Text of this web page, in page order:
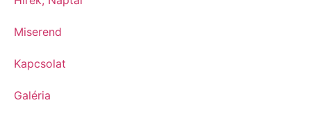
Miserend
Kapcsolat
Galéria